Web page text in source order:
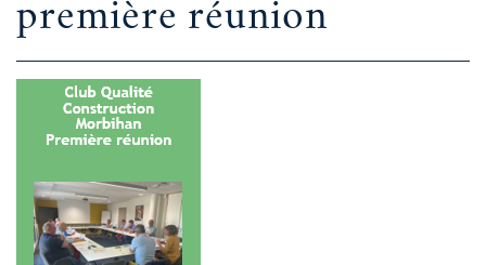
première réunion